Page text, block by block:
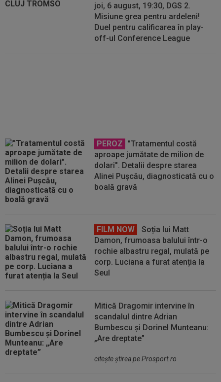
joi, 6 august, 19:30, DGS 2.
Misiune grea pentru ardeleni!
Duel pentru calificarea în play-
off-ul Conference League
PEROZ
"Tratamentul costă
aproape jumătate de milion de
dolari". Detalii despre starea
Alinei Pușcău, diagnosticată cu o
boală gravă
FILM NOW
Soția lui Matt
Damon, frumoasa balului într-o
rochie albastru regal, mulată pe
corp. Luciana a furat atenția la
Seul
Mitică Dragomir intervine în
scandalul dintre Adrian
Bumbescu și Dorinel Munteanu:
„Are dreptate”
citeşte ştirea pe Prosport.ro